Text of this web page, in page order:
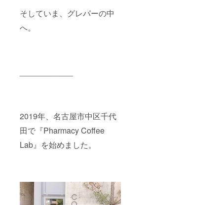
そしていま、グレパーの中
へ。
2019年、名古屋市中区千代
田で『Pharmacy Coffee
Lab』を始めました。